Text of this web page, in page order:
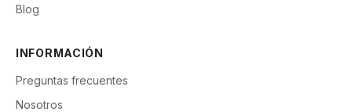
Blog
INFORMACIÓN
Preguntas frecuentes
Nosotros